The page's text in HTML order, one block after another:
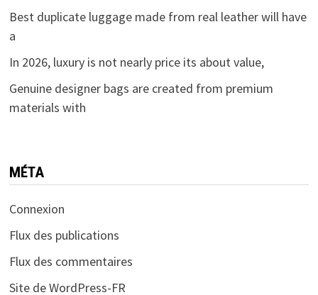
Best duplicate luggage made from real leather will have
a
In 2026, luxury is not nearly price its about value,
Genuine designer bags are created from premium
materials with
MÉTA
Connexion
Flux des publications
Flux des commentaires
Site de WordPress-FR